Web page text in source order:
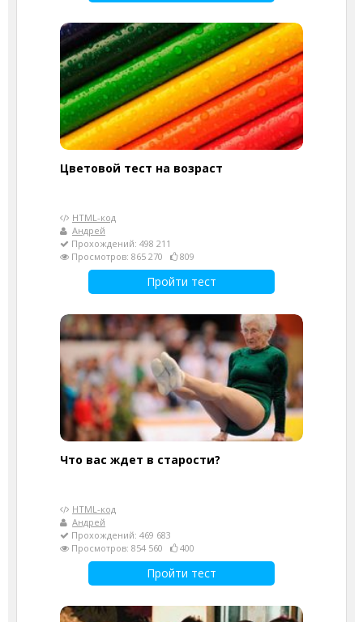
Цветовой тест на возраст
HTML-код
Андрей
Прохождений: 498 211
Просмотров: 865 270
809
Пройти тест
Что вас ждет в старости?
HTML-код
Андрей
Прохождений: 469 683
Просмотров: 854 560
400
Пройти тест